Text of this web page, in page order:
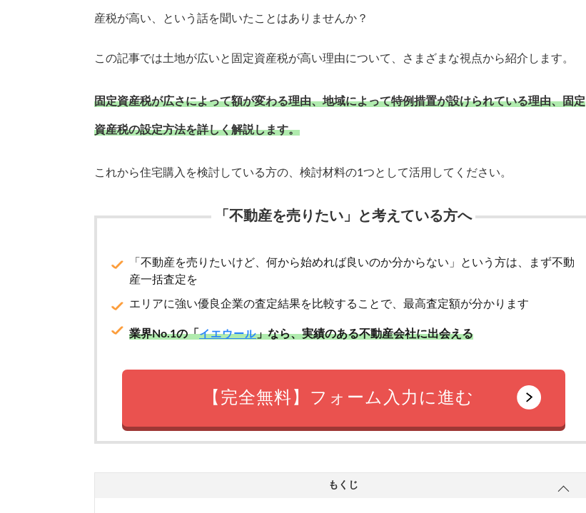
産税が高い、という話を聞いたことはありませんか？
この記事では土地が広いと固定資産税が高い理由について、さまざまな視点から紹介します。
固定資産税が広さによって額が変わる理由、地域によって特例措置が設けられている理由、固定
資産税の設定方法を詳しく解説します。
これから住宅購入を検討している方の、検討材料の1つとして活用してください。
「不動産を売りたい」と考えている方へ
「不動産を売りたいけど、何から始めれば良いのか分からない」という方は、まず不動
産一括査定を
エリアに強い優良企業の査定結果を比較することで、最高査定額が分かります
業界No.1の「イエウール」なら、実績のある不動産会社に出会える
【完全無料】フォーム入力に進む
もくじ